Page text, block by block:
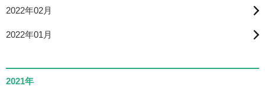
2022年02月
2022年01月
2021年